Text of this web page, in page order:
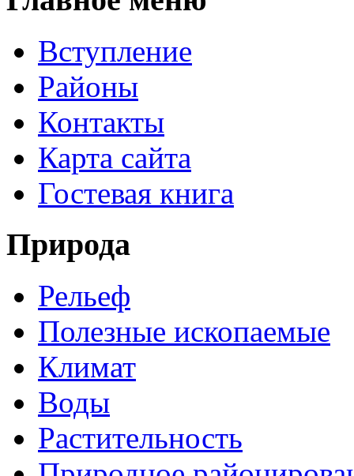
Вступление
Районы
Контакты
Карта сайта
Гостевая книга
Природа
Рельеф
Полезные ископаемые
Климат
Воды
Растительность